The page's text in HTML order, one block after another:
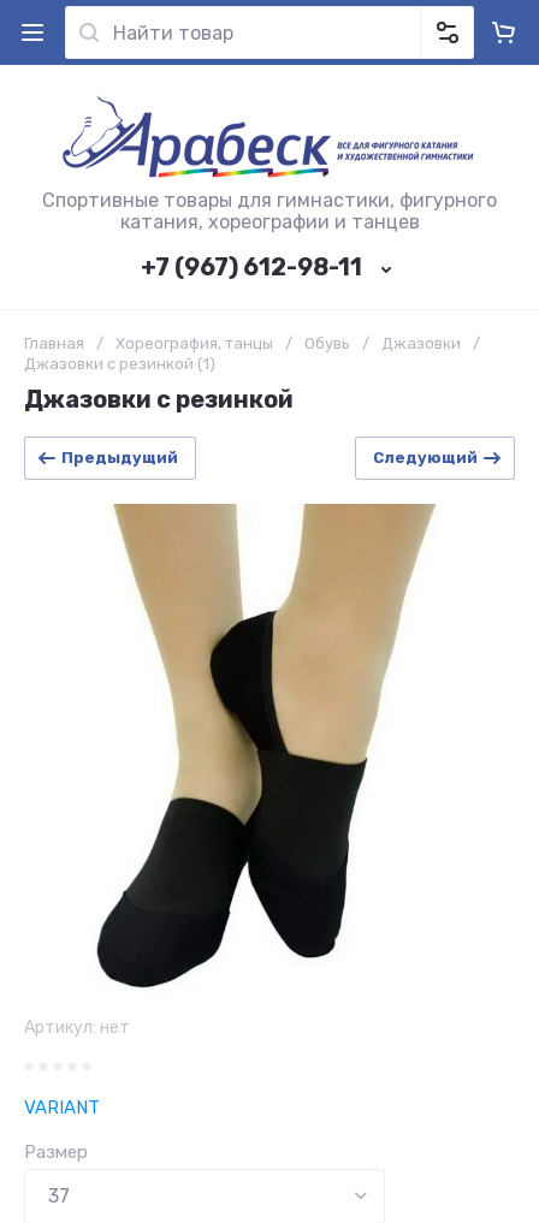
Спортивные товары для гимнастики, фигурного
катания, хореографии и танцев
+7 (967) 612-98-11
Главная / Хореография, танцы / Обувь / Джазовки
/
Джазовки с резинкой (1)
Джазовки с резинкой
Предыдущий Следующий
Артикул: нет
VARIANT
Размер